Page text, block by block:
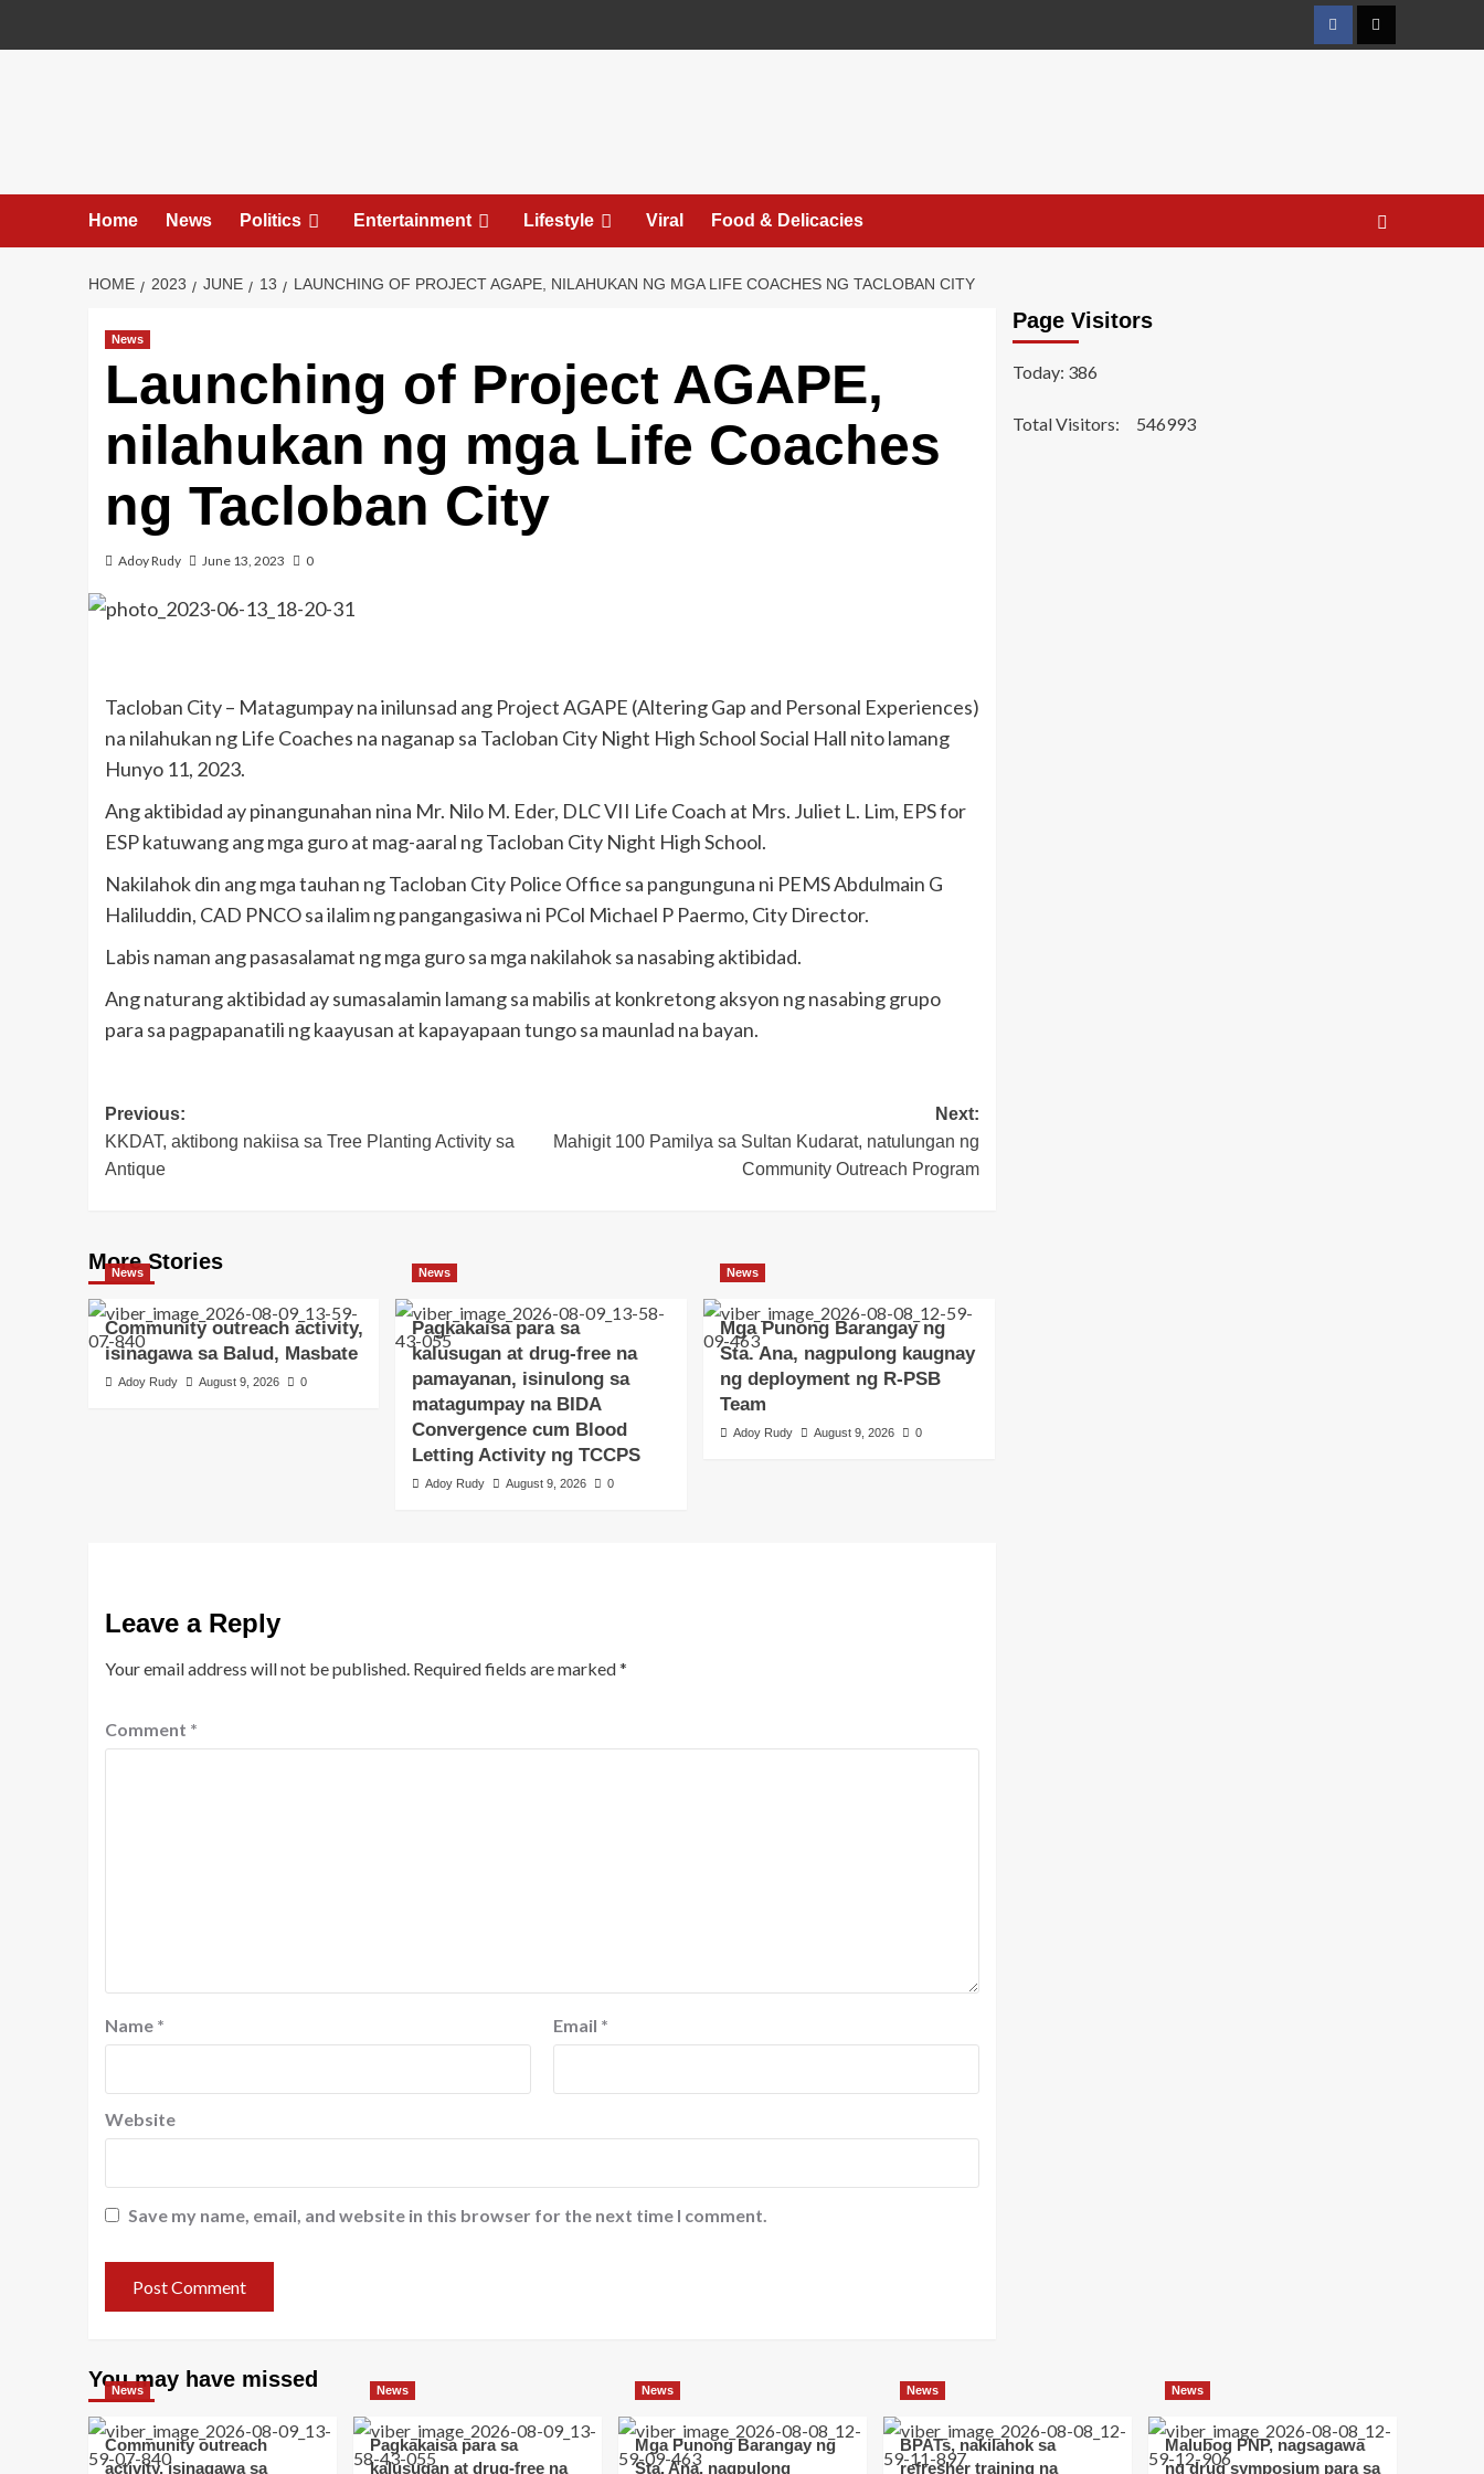
FacebookTwitter
Home News Politics Entertainment Lifestyle Viral Food & Delicacies
HOME 2023 JUNE 13 LAUNCHING OF PROJECT AGAPE, NILAHUKAN NG MGA LIFE COACHES NG TACLOBAN CITY
News
Launching of Project AGAPE,
nilahukan ng mga Life Coaches
ng Tacloban City
Adoy Rudy June 13, 2023 0
Tacloban City – Matagumpay na inilunsad ang Project AGAPE (Altering Gap and Personal Experiences)
na nilahukan ng Life Coaches na naganap sa Tacloban City Night High School Social Hall nito lamang
Hunyo 11, 2023.
Ang aktibidad ay pinangunahan nina Mr. Nilo M. Eder, DLC VII Life Coach at Mrs. Juliet L. Lim, EPS for
ESP katuwang ang mga guro at mag-aaral ng Tacloban City Night High School.
Nakilahok din ang mga tauhan ng Tacloban City Police Office sa pangunguna ni PEMS Abdulmain G
Haliluddin, CAD PNCO sa ilalim ng pangangasiwa ni PCol Michael P Paermo, City Director.
Labis naman ang pasasalamat ng mga guro sa mga nakilahok sa nasabing aktibidad.
Ang naturang aktibidad ay sumasalamin lamang sa mabilis at konkretong aksyon ng nasabing grupo
para sa pagpapanatili ng kaayusan at kapayapaan tungo sa maunlad na bayan.
Post
navigation
Previous:
KKDAT, aktibong nakiisa sa Tree Planting Activity sa
Antique
Next:
Mahigit 100 Pamilya sa Sultan Kudarat, natulungan ng
Community Outreach Program
More Stories
News
Community outreach activity,
isinagawa sa Balud, Masbate
Adoy Rudy August 9, 2026 0
News
Pagkakaisa para sa
kalusugan at drug-free na
pamayanan, isinulong sa
matagumpay na BIDA
Convergence cum Blood
Letting Activity ng TCCPS
Adoy Rudy August 9, 2026 0
News
Mga Punong Barangay ng
Sta. Ana, nagpulong kaugnay
ng deployment ng R-PSB
Team
Adoy Rudy August 9, 2026 0
Leave a Reply
Your email address will not be published. Required fields are marked*
Comment *
Name * Email *
Website
Save my name, email, and website in this browser for the next time I comment.
Page Visitors
Today: 386
Total Visitors: 546993
You may have missed
News
Community outreach
activity, isinagawa sa
News
Pagkakaisa para sa
kalusugan at drug-free na
News
Mga Punong Barangay ng
Sta. Ana, nagpulong
News
BPATs, nakilahok sa
refresher training na
News
Malubog PNP, nagsagawa
ng drug symposium para sa